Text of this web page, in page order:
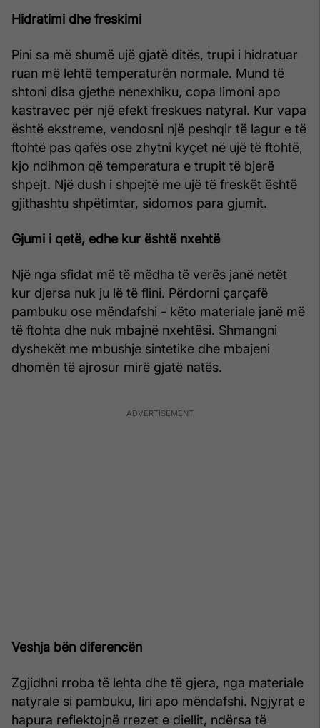
Hidratimi dhe freskimi
Pini sa më shumë ujë gjatë ditës, trupi i hidratuar
ruan më lehtë temperaturën normale. Mund të
shtoni disa gjethe nenexhiku, copa limoni apo
kastravec për një efekt freskues natyral. Kur vapa
është ekstreme, vendosni një peshqir të lagur e të
ftohtë pas qafës ose zhytni kyçet në ujë të ftohtë,
kjo ndihmon që temperatura e trupit të bjerë
shpejt. Një dush i shpejtë me ujë të freskët është
gjithashtu shpëtimtar, sidomos para gjumit.
Gjumi i qetë, edhe kur është nxehtë
Një nga sfidat më të mëdha të verës janë netët
kur djersa nuk ju lë të flini. Përdorni çarçafë
pambuku ose mëndafshi - këto materiale janë më
të ftohta dhe nuk mbajnë nxehtësi. Shmangni
dyshekët me mbushje sintetike dhe mbajeni
dhomën të ajrosur mirë gjatë natës.
Veshja bën diferencën
Zgjidhni rroba të lehta dhe të gjera, nga materiale
natyrale si pambuku, liri apo mëndafshi. Ngjyrat e
hapura reflektojnë rrezet e diellit, ndërsa të